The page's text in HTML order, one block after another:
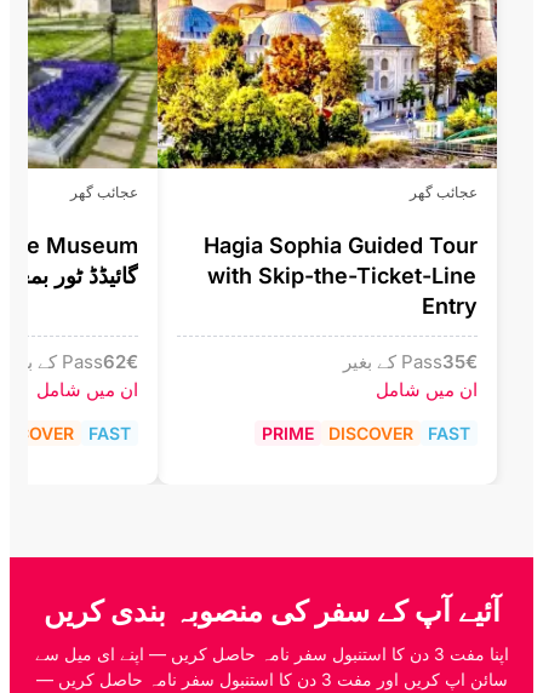
عجائب گھر
Hagia Sophia Guided Tour
with Skip-the-Ticket-Line
Entry
€
35Pass کے بغیر
ان میں شامل
FAST
DISCOVER
PRIME
عجائب گھر
Museum
گائیڈڈ ٹور
€
62Pass کے بغیر
ان میں شامل
FAST
آئیے آپ کے سفر کی منصوبہ بندی کریں
اپنا مفت 3 دن کا استنبول سفر نامہ حاصل کریں — اپنے ای میل سے
سائن اپ کریں اور مفت 3 دن کا استنبول سفر نامہ حاصل کریں —